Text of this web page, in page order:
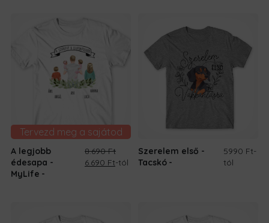
Tervezd meg a sajátod
A legjobb
édesapa -
MyLife
8.690Ft
Original
6.690 FtCurrent
-tól
Szerelem első -
Tacskó
5990 Ft-
tól